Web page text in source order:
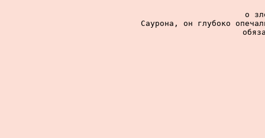
о
Саурона, он глубоко